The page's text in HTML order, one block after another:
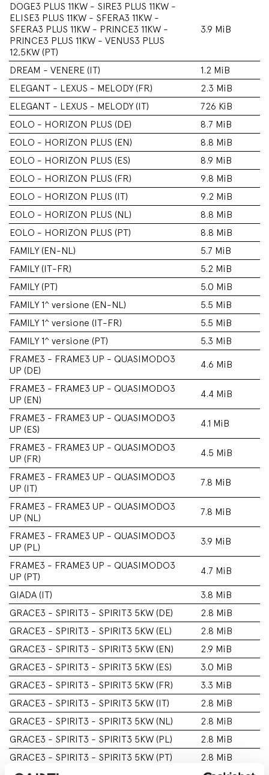
DOGE3 PLUS 11KW - SIRE3 PLUS 11KW -
ELISE3 PLUS 11KW - SFERA3 11KW -
SFERA3 PLUS 11KW - PRINCE3 11KW -
PRINCE3 PLUS 11KW - VENUS3 PLUS
12,5KW (PT)
3.9 MiB
DREAM - VENERE (IT)
1.2 MiB
ELEGANT - LEXUS - MELODY (FR)
2.3 MiB
ELEGANT - LEXUS - MELODY (IT)
726 KiB
EOLO - HORIZON PLUS (DE)
8.7 MiB
EOLO - HORIZON PLUS (EN)
8.8 MiB
EOLO - HORIZON PLUS (ES)
8.9 MiB
EOLO - HORIZON PLUS (FR)
9.8 MiB
EOLO - HORIZON PLUS (IT)
9.2 MiB
EOLO - HORIZON PLUS (NL)
8.8 MiB
EOLO - HORIZON PLUS (PT)
8.8 MiB
FAMILY (EN-NL)
5.7 MiB
FAMILY (IT-FR)
5.2 MiB
FAMILY (PT)
5.0 MiB
FAMILY 1^ versione (EN-NL)
5.5 MiB
FAMILY 1^ versione (IT-FR)
5.5 MiB
FAMILY 1^ versione (PT)
5.3 MiB
FRAME3 - FRAME3 UP - QUASIMODO3
UP (DE)
4.6 MiB
FRAME3 - FRAME3 UP - QUASIMODO3
UP (EN)
4.4 MiB
FRAME3 - FRAME3 UP - QUASIMODO3
UP (ES)
4.1 MiB
FRAME3 - FRAME3 UP - QUASIMODO3
UP (FR)
4.5 MiB
FRAME3 - FRAME3 UP - QUASIMODO3
UP (IT)
7.8 MiB
FRAME3 - FRAME3 UP - QUASIMODO3
UP (NL)
7.8 MiB
FRAME3 - FRAME3 UP - QUASIMODO3
UP (PL)
3.9 MiB
FRAME3 - FRAME3 UP - QUASIMODO3
UP (PT)
4.7 MiB
GIADA (IT)
3.8 MiB
GRACE3 - SPIRIT3 - SPIRIT3 5KW (DE)
2.8 MiB
GRACE3 - SPIRIT3 - SPIRIT3 5KW (EL)
2.8 MiB
GRACE3 - SPIRIT3 - SPIRIT3 5KW (EN)
2.9 MiB
GRACE3 - SPIRIT3 - SPIRIT3 5KW (ES)
3.0 MiB
GRACE3 - SPIRIT3 - SPIRIT3 5KW (FR)
3.3 MiB
GRACE3 - SPIRIT3 - SPIRIT3 5KW (IT)
2.8 MiB
GRACE3 - SPIRIT3 - SPIRIT3 5KW (NL)
2.8 MiB
GRACE3 - SPIRIT3 - SPIRIT3 5KW (PL)
2.8 MiB
GRACE3 - SPIRIT3 - SPIRIT3 5KW (PT)
2.8 MiB